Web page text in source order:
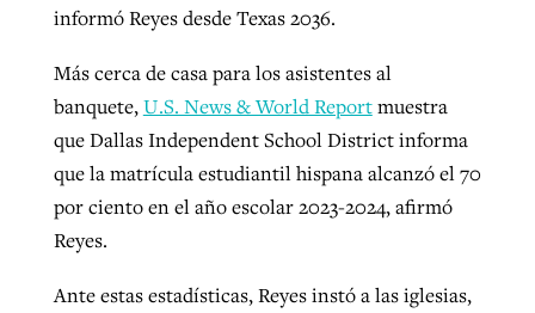
informó Reyes desde Texas 2036.
Más cerca de casa para los asistentes al
banquete,U.S. News & World Reportmuestra
que Dallas Independent School District informa
que la matrícula estudiantil hispana alcanzó el 70
por ciento en el año escolar 2023-2024, afirmó
Reyes.
Ante estas estadísticas, Reyes instó a las iglesias,